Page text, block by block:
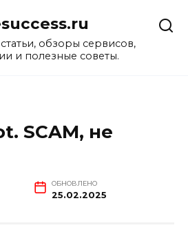
обзоры сервисов,
и полезные советы.
SCAM, не
ОБНОВЛЕНО
25.02.2025